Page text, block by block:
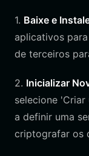
1. Baixe e
aplicativos para
de terceiros
2. Inicializar
selecione
a definir uma
criptografar os